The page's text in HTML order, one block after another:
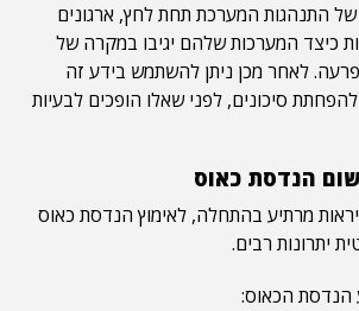
של התנהגות המערכת תחת לחץ, ארגונים
כיצד המערכות שלהם יגיבו במקרה של
לאחר מכן ניתן להשתמש בידע זה
סיכונים, לפני שאלו הופכים לבעיות
הנדסת כאוס
מרתיע בהתחלה, לאימוץ הנדסת כאוס
יתרונות רבים.
הנדסת הכאוס: